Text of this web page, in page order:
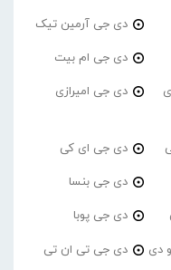
دی جی آرمین تیک
دی جی ام بیت
دی جی امیرازی
دی جی ای کی
دی جی بنسا
دی جی پوبا
دی
دی جی تی ان تی